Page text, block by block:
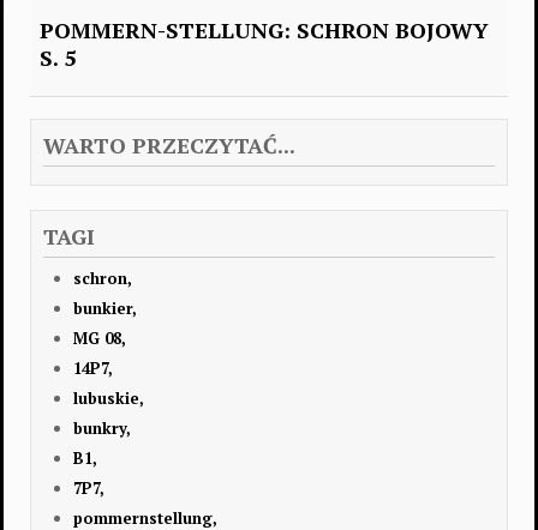
POMMERN-STELLUNG: SCHRON BOJOWY
S. 5
WARTO PRZECZYTAĆ...
TAGI
schron,
bunkier,
MG 08,
14P7,
lubuskie,
bunkry,
B1,
7P7,
pommernstellung,